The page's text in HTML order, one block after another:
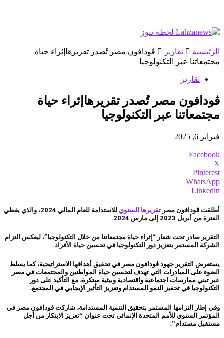
الرئيسية تقارير
ڤودافون مصر تُصدر تقريرهاإثراء حياة
مجتمعاتنا عبر التكنولوجيا
تقارير
ڤودافون مصر تُصدر تقريرهاإثراء حياة
مجتمعاتنا عبر التكنولوجيا
فبراير 6, 2025
Facebook
X
Pinterest
WhatsApp
Linkedin
أطلقت ڤودافون مصر تقريرها السنوي
للاستدامة للعام المالي 2024، والذي يغطي
الفترة من أبريل 2023 إلى مارس 2024.
التقرير صادر تحت شعار “إثراء حياة مجتمعاتنا من خلال التكنولوجيا”، ليعكس التزام
الشركة المستمر بتعزيز دور التكنولوجيا في تحسين حياة الأفراد.
يستعرض التقرير جهود ڤودافون مصر في تحقيق أهدافها الاستراتيجية، كما يسلط
الضوء على المبادرات التي تهدف لتحسين حياة المواطنين والمجتمعات في مصر
عبر تبني ممارسات اجتماعية واقتصادية وبيئية مبتكرة، مع التأكيد على دور
التكنولوجيا في تحفيز النمو المستدام وتعزيز التأثير الإيجابي في المجتمع.
وفي إطار التزامها المستمر بتحقيق التنمية المستدامة، شاركت ڤودافون مصر في
المؤتمر السنوي للأمم المتحدة الإنمائي تحت عنوان “تعزيز الابتكار من أجل
مستقبل مستدام”.